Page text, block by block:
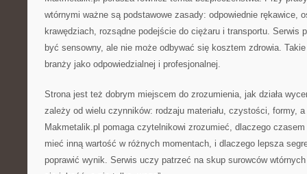
wtórnymi ważne są podstawowe zasady: odpowiednie rękawice,
krawędziach, rozsądne podejście do ciężaru i transportu. Serwis
być sensowny, ale nie może odbywać się kosztem zdrowia.
branży jako odpowiedzialnej i profesjonalnej.
Strona jest też dobrym miejscem do zrozumienia, jak działa
zależy od wielu czynników: rodzaju materiału, czystości, formy,
Makmetalik.pl pomaga czytelnikowi zrozumieć, dlaczego
mieć inną wartość w różnych momentach, i dlaczego lepsza
poprawić wynik. Serwis uczy patrzeć na skup surowców